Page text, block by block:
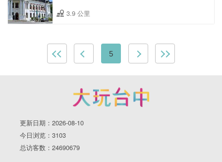
3.9 公里
5
更新日期：2026-08-10
今日浏览：3103
总访客数：24690679